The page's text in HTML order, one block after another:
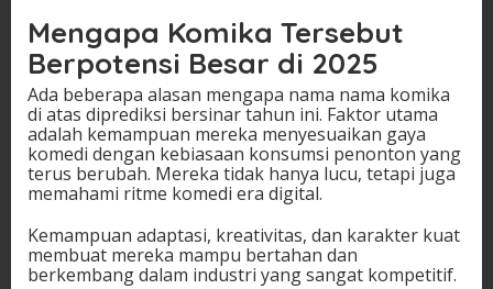
Mengapa Komika Tersebut
Berpotensi Besar di 2025
Ada beberapa alasan mengapa nama nama komika
di atas diprediksi bersinar tahun ini. Faktor utama
adalah kemampuan mereka menyesuaikan gaya
komedi dengan kebiasaan konsumsi penonton yang
terus berubah. Mereka tidak hanya lucu, tetapi juga
memahami ritme komedi era digital.
Kemampuan adaptasi, kreativitas, dan karakter kuat
membuat mereka mampu bertahan dan
berkembang dalam industri yang sangat kompetitif.